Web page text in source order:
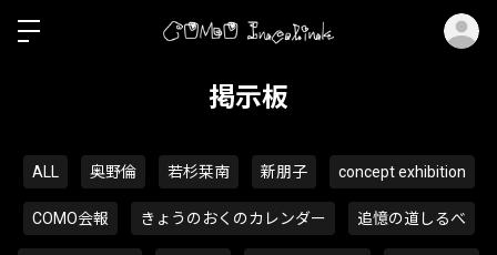
掲示板
ALL 奥野倫 若杉栞南 新朋子 concept exhibition
COMO会報 きょうのおくのカレンダー 追憶の道しるべ